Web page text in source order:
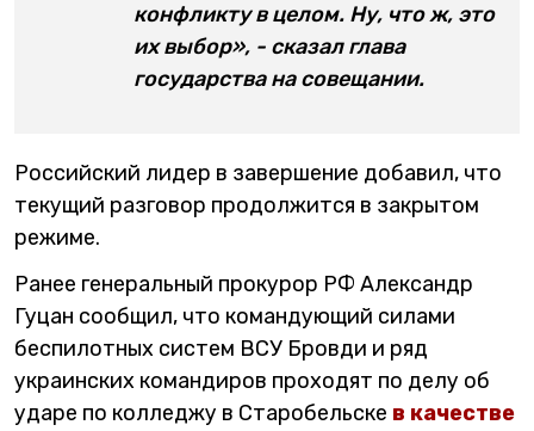
конфликту в целом. Ну, что ж, это
их выбор», - сказал глава
государства на совещании.
Российский лидер в завершение добавил, что
текущий разговор продолжится в закрытом
режиме.
Ранее генеральный прокурор РФ Александр
Гуцан сообщил, что командующий силами
беспилотных систем ВСУ Бровди и ряд
украинских командиров проходят по делу об
ударе по колледжу в Старобельске в качестве